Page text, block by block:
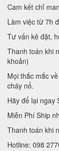
Cam kết chỉ
Làm việc từ 7h
Tư vấn kê đặt,
Thanh toán khi
khoản)
Mọi thắc mắc
cháy nổ.
Hãy để lại ngay
Miễn Phí Ship
Thanh toán khi
Hotline: 098